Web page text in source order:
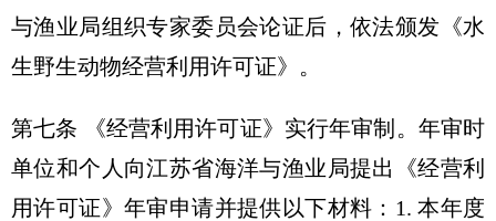
与渔业局组织专家委员会论证后，依法颁发《水
生野生动物经营利用许可证》。
第七条 《经营利用许可证》实行年审制。年审时
单位和个人向江苏省海洋与渔业局提出《经营利
用许可证》年审申请并提供以下材料：1. 本年度